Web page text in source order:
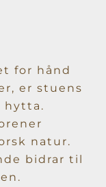
for hånd
er stuens
hytta.
natur.
bidrar til